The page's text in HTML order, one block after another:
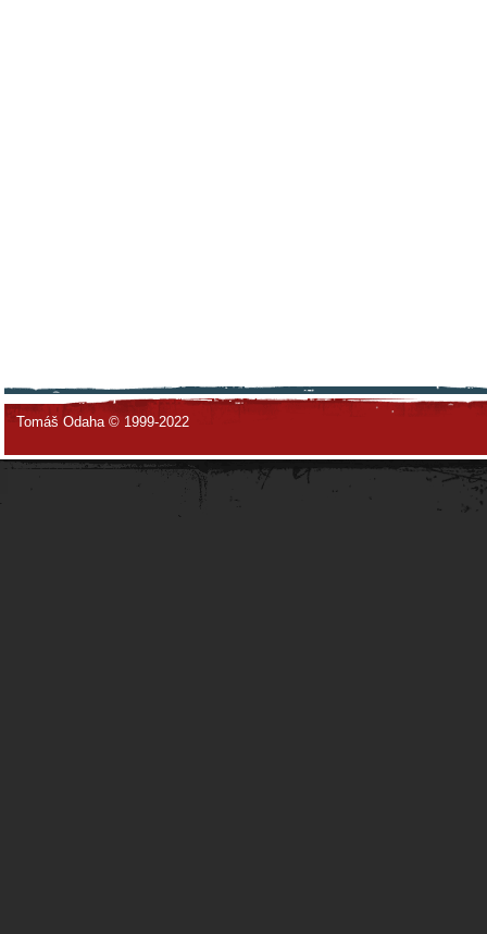
Tomáš Odaha © 1999-2022